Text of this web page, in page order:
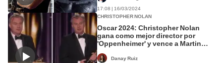
17:08 | 16/03/2024
CHRISTOPHER NOLAN
Oscar 2024: Christopher Nolan
gana como mejor director por
'Oppenheimer' y vence a Martin
Danay Ruiz